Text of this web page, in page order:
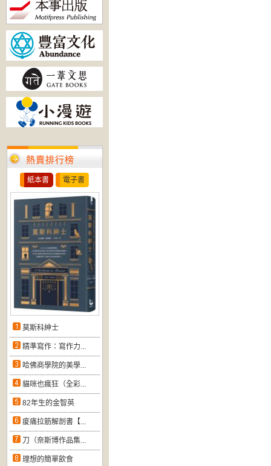
熱賣排行榜
紙本書 電子書
莫斯科紳士
精準寫作：寫作力...
哈佛商學院的美學...
貓咪也瘋狂（全彩...
82年生的金智英
痠痛拉筋解剖書【...
刀（奈斯博作品集...
理想的簡單飲食